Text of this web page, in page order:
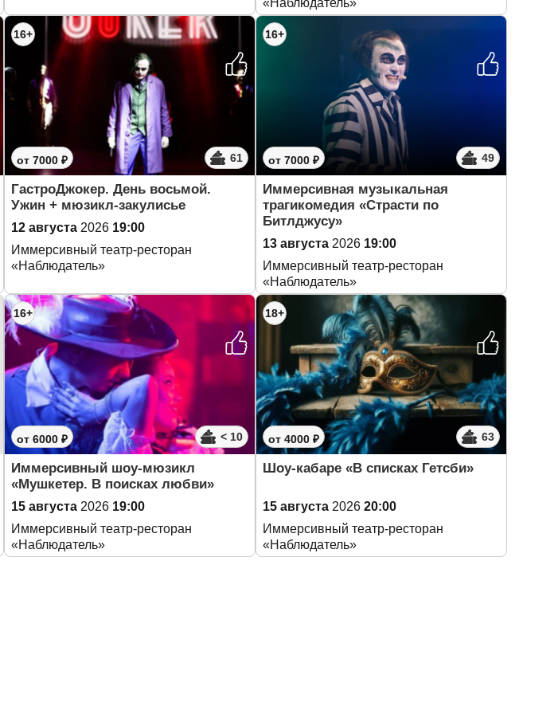
«Наблюдатель»
16+
от 7000 ₽ 61
ГастроДжокер. День восьмой.
Ужин + мюзикл-закулисье
12 августа 2026 19:00
Иммерсивный театр-ресторан
«Наблюдатель»
16+
от 7000 ₽ 49
Иммерсивная музыкальная
трагикомедия «Страсти по
Битлджусу»
13 августа 2026 19:00
Иммерсивный театр-ресторан
«Наблюдатель»
16+
от 6000 ₽ < 10
Иммерсивный шоу-мюзикл
«Мушкетер. В поисках любви»
15 августа 2026 19:00
Иммерсивный театр-ресторан
«Наблюдатель»
18+
от 4000 ₽ 63
Шоу-кабаре «В списках Гетсби»
15 августа 2026 20:00
Иммерсивный театр-ресторан
«Наблюдатель»